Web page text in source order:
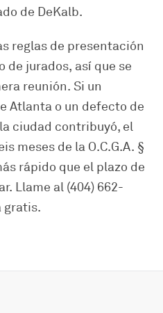
de DeKalb.
reglas de presentación
de jurados, así que se
reunión. Si un
Atlanta o un defecto de
ciudad contribuyó, el
meses de la O.C.G.A. §
rápido que el plazo de
Llame al (404) 662-
gratis.